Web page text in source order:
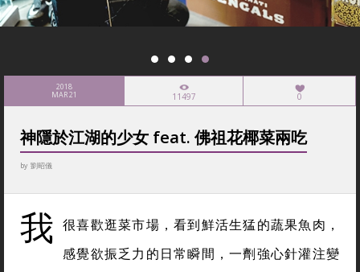
2018
MAR 21 11497 0
神隱於江湖的少女 feat. 佛祖花椰菜兩吃
by 劉昭儀
我 很喜歡逛菜市場，看到鮮活生猛的蔬果魚肉，
感覺欲振乏力的日常瞬間，一劑強心針灌注變